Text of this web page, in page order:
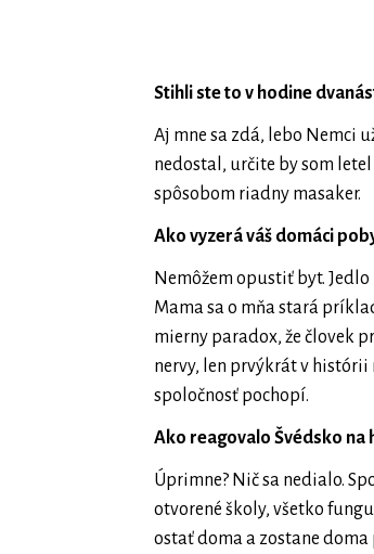
Stihli ste to v hodine
Aj mne sa zdá, lebo Nemci
nedostal, určite by som
spôsobom riadny masaker.
Ako vyzerá váš domáci
Nemôžem opustiť byt.
Mama sa o mňa stará
mierny paradox, že človek
nervy, len prvýkrát v histórii
spoločnosť pochopí.
Ako reagovalo Švédsko
Úprimne? Nič sa nedialo.
otvorené školy, všetko
ostať doma a zostane